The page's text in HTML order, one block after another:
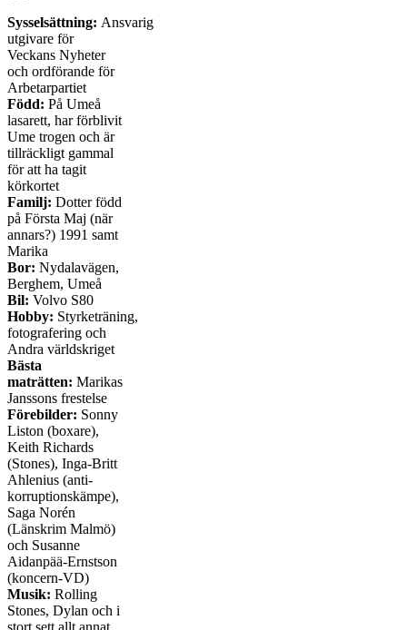
Sysselsättning: Ansvarig
utgivare för
Veckans Nyheter
och ordförande för
Arbetarpartiet
Född: På Umeå
lasarett, har förblivit
Ume trogen och är
tillräckligt gammal
för att ha tagit
körkortet
Familj: Dotter född
på Första Maj (när
annars?) 1991 samt
Marika
Bor: Nydalavägen,
Berghem, Umeå
Bil: Volvo S80
Hobby: Styrketräning,
fotografering och
Andra världskriget
Bästa
maträtten: Marikas
Janssons frestelse
Förebilder: Sonny
Liston (boxare),
Keith Richards
(Stones), Inga-Britt
Ahlenius (anti-
korruptionskämpe),
Saga Norén
(Länskrim Malmö)
och Susanne
Aidanpää-Ernstson
(koncern-VD)
Musik: Rolling
Stones, Dylan och i
stort sett allt annat